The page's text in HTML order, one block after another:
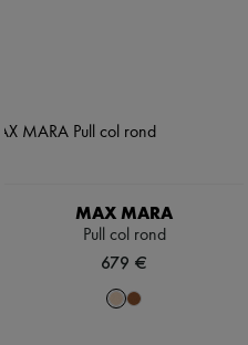
MAX MARA
Pull col rond
679 €